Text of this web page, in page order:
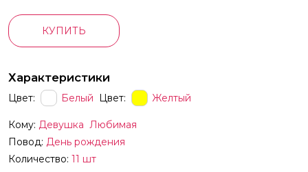
КУПИТЬ
Характеристики
Цвет: Белый Цвет: Желтый
Кому: Девушка Любимая
Повод: День рождения
Количество: 11 шт